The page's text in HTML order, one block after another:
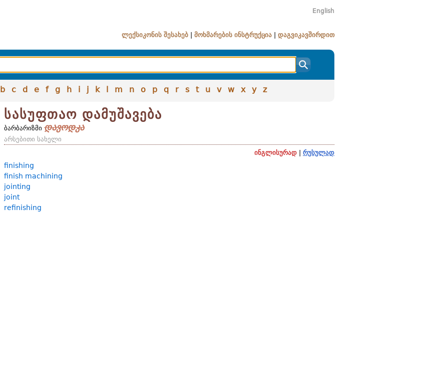
English
ლექსიკონის შესახებ მოხმარების ინსტრუქცია დაგვიკავშირდით
b c d e f g h i j k l m n o p q r s t u v w x y z
სასუფთაო დამუშავება
ბარბარიზმი დავოდკა
არსებითი სახელი
ინგლისურად
რუსულად
finishing
finish machining
jointing
joint
refinishing